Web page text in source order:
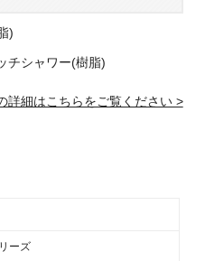
)
詳細はこちらをご覧ください >
ーズ